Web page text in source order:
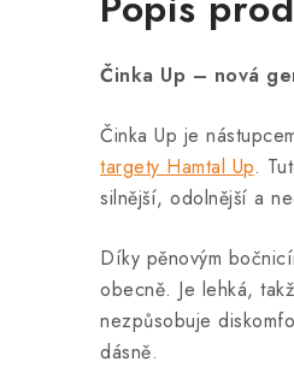
Činka Up – nová
Činka Up je
targety Hamtal Up.
silnější, odolnější a
Díky pěnovým
obecně. Je lehká,
nezpůsobuje
dásně.